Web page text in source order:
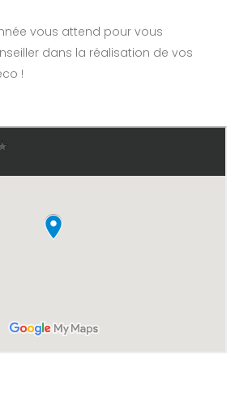
vous attend pour vous
dans la réalisation de vos
!